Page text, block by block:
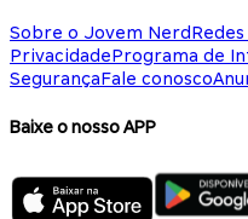
Sobre o Jovem Nerd
PrivacidadePrograma de
SegurançaFale conosco
Baixe o nosso APP